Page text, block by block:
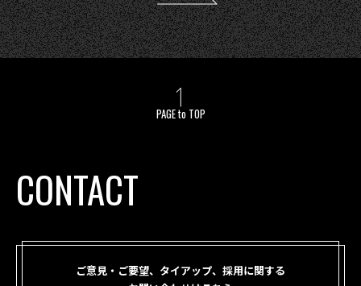
PAGE to TOP
CONTACT
ご意見・ご要望、タイアップ、採用に関する